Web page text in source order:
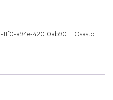
a94e-42010ab90111 Osasto: